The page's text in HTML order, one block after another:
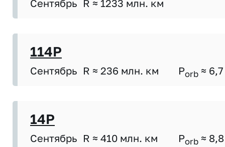
Сентябрь R ≈ 1233 млн. км
114P
Сентябрь R ≈ 236 млн. км Porb ≈ 6,7
14P
Сентябрь R ≈ 410 млн. км Porb ≈ 8,8